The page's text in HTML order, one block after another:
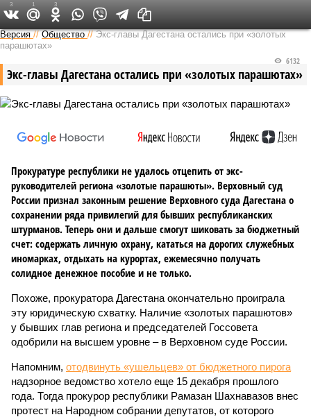
Версия на Кавказе
Версия //Общество //Экс-главы Дагестана остались при «золотых
парашютах»
Экс-главы Дагестана остались при «золотых парашютах»
6132
Прокуратуре республики не удалось отцепить от экс-
руководителей региона «золотые парашюты». Верховный суд
России признал законным решение Верховного суда Дагестана о
сохранении ряда привилегий для бывших республиканских
штурманов. Теперь они и дальше смогут шиковать за бюджетный
счет: содержать личную охрану, кататься на дорогих служебных
иномарках, отдыхать на курортах, ежемесячно получать
солидное денежное пособие и не только.
Похоже, прокуратора Дагестана окончательно проиграла
эту юридическую схватку. Наличие «золотых парашютов»
у бывших глав региона и председателей Госсовета
одобрили на высшем уровне – в Верховном суде России.
Напомним, отодвинуть «ушельцев» от бюджетного пирога
надзорное ведомство хотело еще 15 декабря прошлого
года. Тогда прокурор республики Рамазан Шахнавазов внес
протест на Народном собрании депутатов, от которого
3 1 3